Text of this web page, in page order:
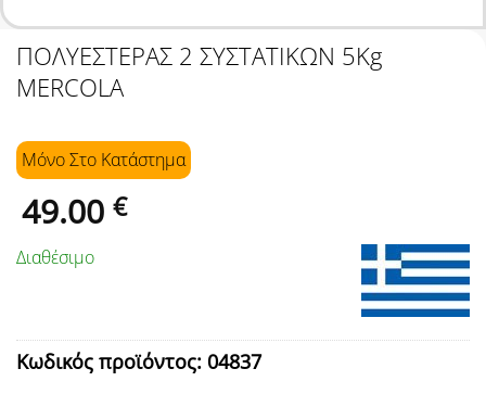
ΠΟΛΥΕΣΤΕΡΑΣ 2 ΣΥΣΤΑΤΙΚΩΝ 5Kg
MERCOLA
Μόνο Στo Κατάστημα
49.00 €
Διαθέσιμο
Κωδικός προϊόντος: 04837